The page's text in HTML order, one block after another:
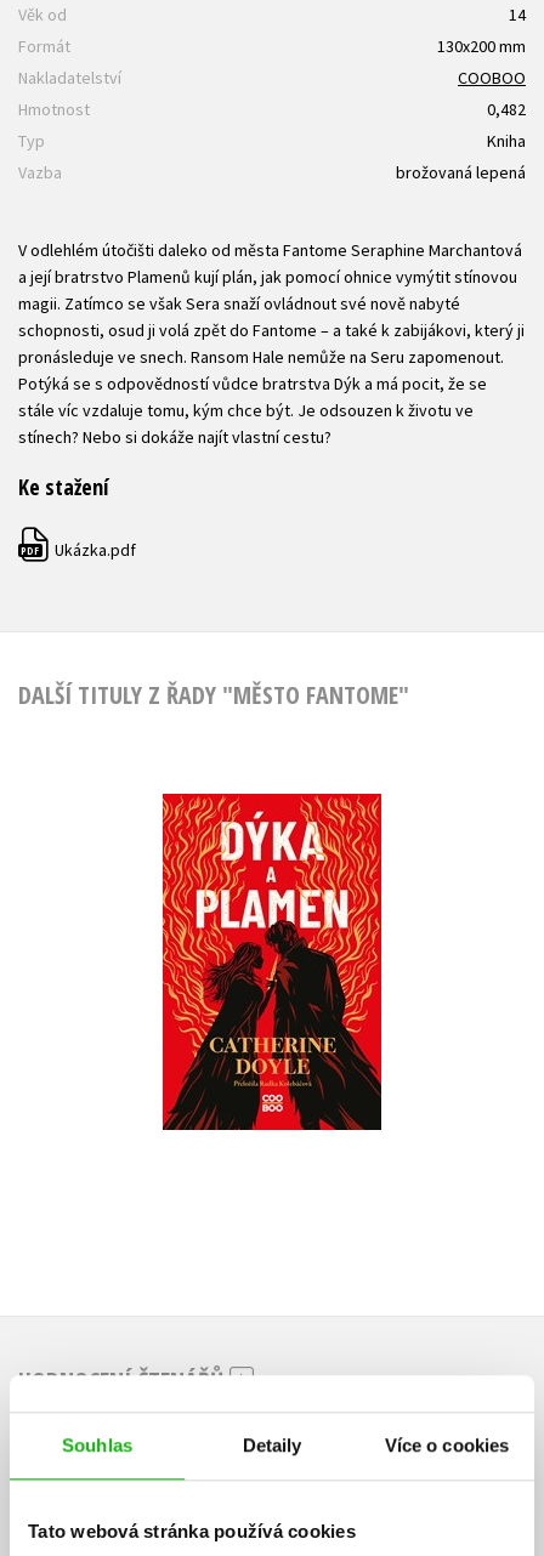
Souhlas Detaily Více o cookies
Tato webová stránka používá cookies
Věk od
14
Formát
130x200 mm
Nakladatelství
COOBOO
Hmotnost
0,482
Typ
Kniha
Vazba
brožovaná lepená
V odlehlém útočišti daleko od města Fantome Seraphine Marchantová
a její bratrstvo Plamenů kují plán, jak pomocí ohnice vymýtit stínovou
magii. Zatímco se však Sera snaží ovládnout své nově nabyté
schopnosti, osud ji volá zpět do Fantome – a také k zabijákovi, který ji
pronásleduje ve snech. Ransom Hale nemůže na Seru zapomenout.
Potýká se s odpovědností vůdce bratrstva Dýk a má pocit, že se
stále víc vzdaluje tomu, kým chce být. Je odsouzen k životu ve
stínech? Nebo si dokáže najít vlastní cestu?
Ke stažení
PDF Ukázka.pdf
DALŠÍ TITULY Z ŘADY "MĚSTO FANTOME"
Dýka a plamen
Catherine Doyle
Do košíku
499 Kč
399 Kč
HODNOCENÍ ČTENÁŘŮ
V současné době nejsou vytvořena žádná uživatelská hodnocení.
Uživatelskou recenzi mohou vkládat pouze registrovaní uživatelé